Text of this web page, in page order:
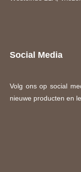
Social Media
Volg ons op social
nieuwe producten en